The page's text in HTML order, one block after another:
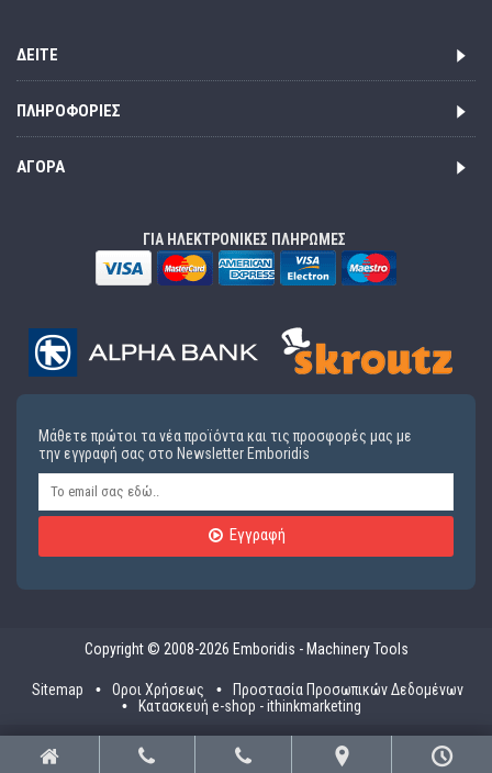
ΔΕΊΤΕ
ΠΛΗΡΟΦΟΡΊΕΣ
ΑΓΟΡΆ
ΓΙΑ ΗΛΕΚΤΡΟΝΙΚΕΣ ΠΛΗΡΩΜΕΣ
Μάθετε πρώτοι τα νέα προϊόντα και τις προσφορές μας με
την εγγραφή σας στο Newsletter Emboridis
Εγγραφή
Copyright © 2008-2026 Emboridis - Machinery Tools
Sitemap Οροι Χρήσεως
Προστασία Προσωπικών Δεδομένων
Κατασκευή e-shop - ithinkmarketing